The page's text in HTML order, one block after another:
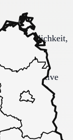
Dringlichkeit,
kognitive